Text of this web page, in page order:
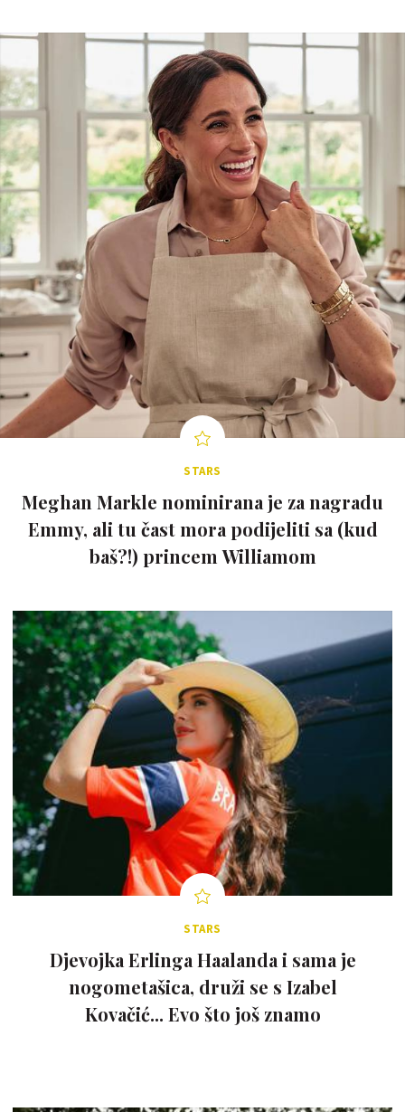
STARS
Meghan Markle nominirana je za nagradu
Emmy, ali tu čast mora podijeliti sa (kud
baš?!) princem Williamom
STARS
Djevojka Erlinga Haalanda i sama je
nogometašica, druži se s Izabel
Kovačić... Evo što još znamo